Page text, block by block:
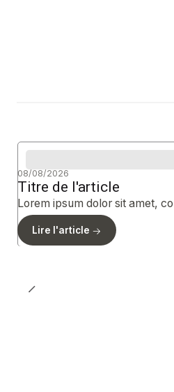
08/08/2026
Titre de l'article
Lorem ipsum dolor sit amet,
Lire l'article